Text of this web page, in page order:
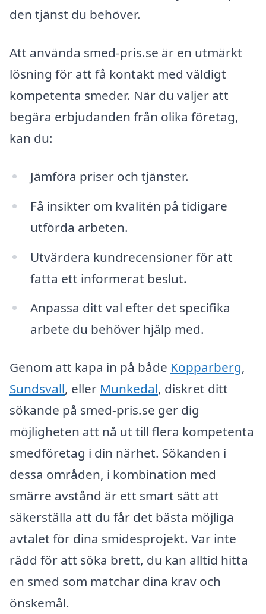
den tjänst du behöver.
Att använda smed-pris.se är en utmärkt
lösning för att få kontakt med väldigt
kompetenta smeder. När du väljer att
begära erbjudanden från olika företag,
kan du:
Jämföra priser och tjänster.
Få insikter om kvalitén på tidigare
utförda arbeten.
Utvärdera kundrecensioner för att
fatta ett informerat beslut.
Anpassa ditt val efter det specifika
arbete du behöver hjälp med.
Genom att kapa in på både Kopparberg,
Sundsvall, eller Munkedal, diskret ditt
sökande på smed-pris.se ger dig
möjligheten att nå ut till flera kompetenta
smedföretag i din närhet. Sökanden i
dessa områden, i kombination med
smärre avstånd är ett smart sätt att
säkerställa att du får det bästa möjliga
avtalet för dina smidesprojekt. Var inte
rädd för att söka brett, du kan alltid hitta
en smed som matchar dina krav och
önskemål.